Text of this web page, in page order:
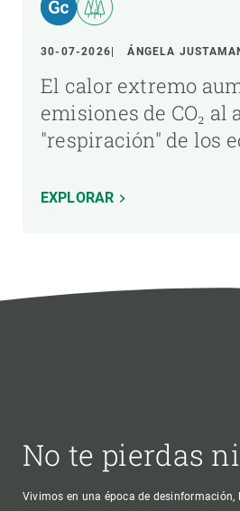
30-07-2026 ÁNGELA
El calor extremo
emisiones de CO₂ al
"respiración" de los
EXPLORAR
No te pierdas
Vivimos en una época de